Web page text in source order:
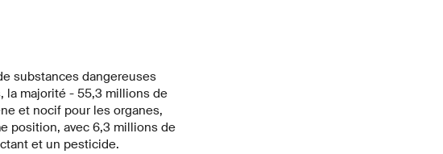
substances dangereuses
la majorité - 55,3 millions de
et nocif pour les organes,
position, avec 6,3 millions de
et un pesticide.